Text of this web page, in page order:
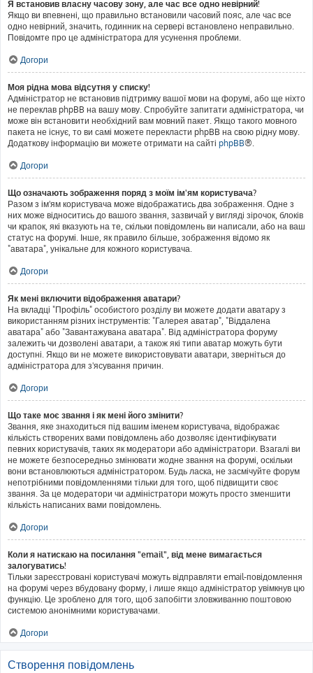
Я встановив власну часову зону, але час все одно невірний!
Якщо ви впевнені, що правильно встановили часовий пояс, але час все
одно невірний, значить, годинник на сервері встановлено неправильно.
Повідомте про це адміністратора для усунення проблеми.
Догори
Моя рідна мова відсутня у списку!
Адміністратор не встановив підтримку вашої мови на форумі, або ще ніхто
не переклав phpBB на вашу мову. Спробуйте запитати адміністратора, чи
може він встановити необхідний вам мовний пакет. Якщо такого мовного
пакета не існує, то ви самі можете перекласти phpBB на свою рідну мову.
Додаткову інформацію ви можете отримати на сайті phpBB®.
Догори
Що означають зображення поряд з моїм ім'ям користувача?
Разом з ім'ям користувача може відображатись два зображення. Одне з
них може відноситись до вашого звання, зазвичай у вигляді зірочок, блоків
чи крапок, які вказують на те, скільки повідомлень ви написали, або на ваш
статус на форумі. Інше, як правило більше, зображення відомо як
"аватара", унікальне для кожного користувача.
Догори
Як мені включити відображення аватари?
На вкладці "Профіль" особистого розділу ви можете додати аватару з
використанням різних інструментів: "Галерея аватар", "Віддалена
аватара" або "Завантажувана аватара". Від адміністратора форуму
залежить чи дозволені аватари, а також які типи аватар можуть бути
доступні. Якщо ви не можете використовувати аватари, зверніться до
адміністратора для з'ясування причин.
Догори
Що таке моє звання і як мені його змінити?
Звання, яке знаходиться під вашим іменем користувача, відображає
кількість створених вами повідомлень або дозволяє ідентифікувати
певних користувачів, таких як модератори або адміністратори. Взагалі ви
не можете безпосередньо змінювати жодне звання на форумі, оскільки
вони встановлюються адміністратором. Будь ласка, не засмічуйте форум
непотрібними повідомленнями тільки для того, щоб підвищити своє
звання. За це модератори чи адміністратори можуть просто зменшити
кількість написаних вами повідомлень.
Догори
Коли я натискаю на посилання "email", від мене вимагається
залогуватись!
Тільки зареєстровані користувачі можуть відправляти email-повідомлення
на форумі через вбудовану форму, і лише якщо адміністратор увімкнув цю
функцію. Це зроблено для того, щоб запобігти зловживанню поштовою
системою анонімними користувачами.
Догори
Створення повідомлень